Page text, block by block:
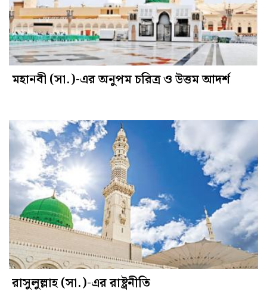
মহানবী (সা.)-এর অনুপম চরিত্র ও উত্তম আদর্শ
রাসুলুল্লাহ (সা.)-এর রাষ্ট্রনীতি